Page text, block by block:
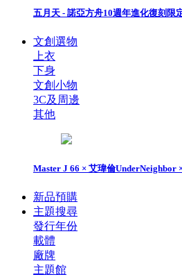
五月天 - 諾亞方舟10週年進化復刻限
文創選物
上衣
下身
文創小物
3C及周邊
其他
Master J 66 × 艾瑋倫UnderNeighbor
新品預購
主題搜尋
發行年份
載體
廠牌
主題館